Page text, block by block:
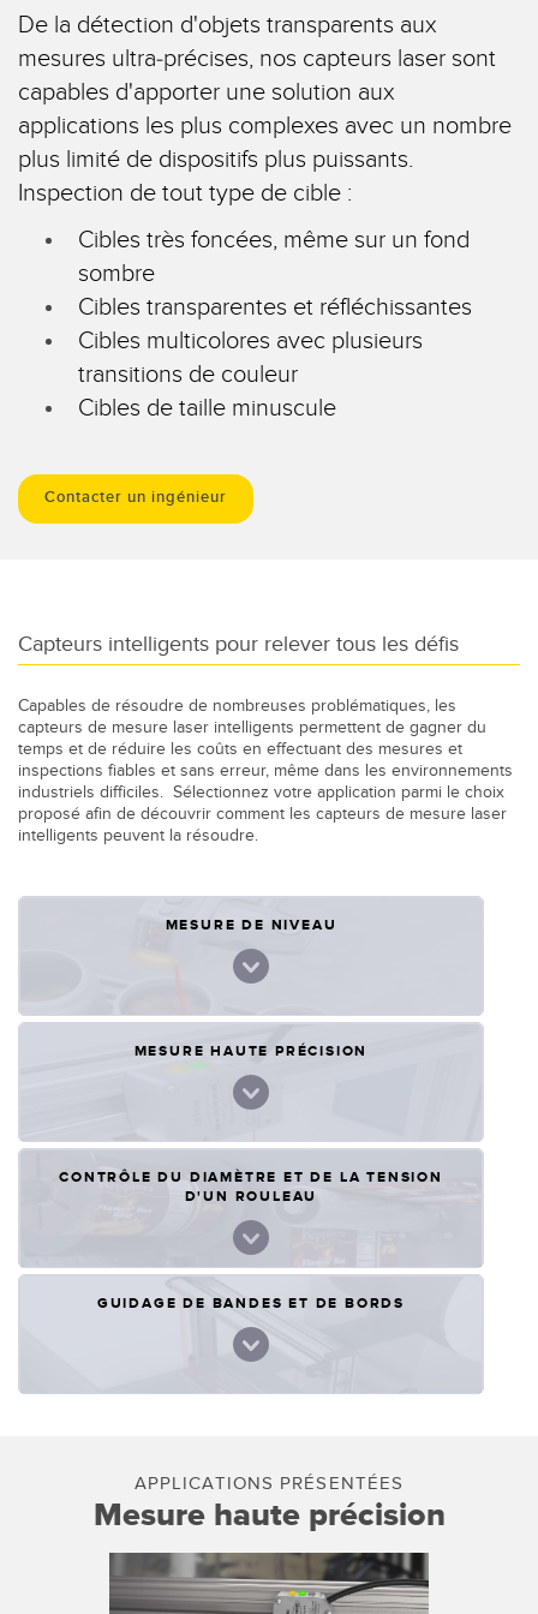
Capteurs de température
Capteurs de détection de zone
Capteurs de surveillance des conditions sans fil
Capteurs de vibrations
ACCESSOIRES
ACCESSORIES
Logiciel de configuration de capteur sans fil
Logiciels avec interface utilisateur graphique pour capteurs
TECHNOLOGIE
Capteurs avec IO-Link
TECHNOLOGY
LIENS CONNEXES
Washdown
De la détection d'objets transparents aux
mesures ultra-précises, nos capteurs laser sont
capables d'apporter une solution aux
applications les plus complexes avec un nombre
plus limité de dispositifs plus puissants.
Inspection de tout type de cible :
Cibles très foncées, même sur un fond
sombre
Cibles transparentes et réfléchissantes
Cibles multicolores avec plusieurs
transitions de couleur
Cibles de taille minuscule
Contacter un ingénieur
Capteurs intelligents pour relever tous les défis
Capables de résoudre de nombreuses problématiques, les
capteurs de mesure laser intelligents permettent de gagner du
temps et de réduire les coûts en effectuant des mesures et
inspections fiables et sans erreur, même dans les environnements
industriels difficiles. Sélectionnez votre application parmi le choix
proposé afin de découvrir comment les capteurs de mesure laser
intelligents peuvent la résoudre.
MESURE DE NIVEAU
MESURE HAUTE PRÉCISION
CONTRÔLE DU DIAMÈTRE ET DE LA TENSION
D'UN ROULEAU
GUIDAGE DE BANDES ET DE BORDS
APPLICATIONS PRÉSENTÉES
Mesure haute précision
APPLICATIONS PRÉSENTÉES
Surveillance de la hauteur de la
pile